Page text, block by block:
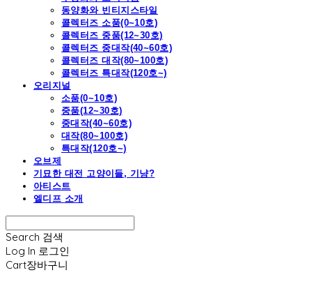
동양화와 빈티지스타일
콜렉터즈 소품(0~10호)
콜렉터즈 중품(12~30호)
콜렉터즈 중대작(40~60호)
콜렉터즈 대작(80~100호)
콜렉터즈 특대작(120호~)
오리지널
소품(0~10호)
중품(12~30호)
중대작(40~60호)
대작(80~100호)
특대작(120호~)
오브제
기묘한 대전 고양이들, 기냥?
아티스트
엘디프 소개
Search 검색
Log In 로그인
Cart장바구니